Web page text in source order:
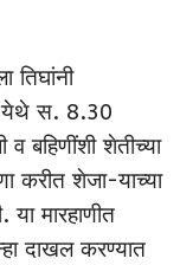
तिघांनी
येथे स. 8.30
बहिणींशी शेतीच्या
करीत शेजा-याच्या
या मारहाणीत
दाखल करण्यात